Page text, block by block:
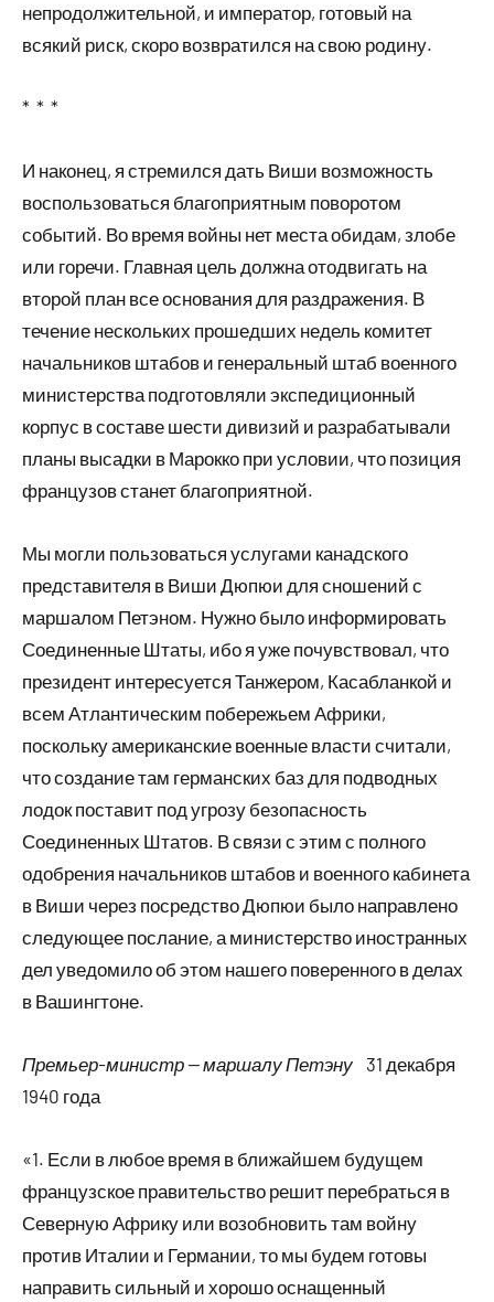
непродолжительной, и император, готовый на
всякий риск, скоро возвратился на свою родину.
* * *
И наконец, я стремился дать Виши возможность
воспользоваться благоприятным поворотом
событий. Во время войны нет места обидам, злобе
или горечи. Главная цель должна отодвигать на
второй план все основания для раздражения. В
течение нескольких прошедших недель комитет
начальников штабов и генеральный штаб военного
министерства подготовляли экспедиционный
корпус в составе шести дивизий и разрабатывали
планы высадки в Марокко при условии, что позиция
французов станет благоприятной.
Мы могли пользоваться услугами канадского
представителя в Виши Дюпюи для сношений с
маршалом Петэном. Нужно было информировать
Соединенные Штаты, ибо я уже почувствовал, что
президент интересуется Танжером, Касабланкой и
всем Атлантическим побережьем Африки,
поскольку американские военные власти считали,
что создание там германских баз для подводных
лодок поставит под угрозу безопасность
Соединенных Штатов. В связи с этим с полного
одобрения начальников штабов и военного кабинета
в Виши через посредство Дюпюи было направлено
следующее послание, а министерство иностранных
дел уведомило об этом нашего поверенного в делах
в Вашингтоне.
Премьер-министр — маршалу Петэну31 декабря
1940 года
«1. Если в любое время в ближайшем будущем
французское правительство решит перебраться в
Северную Африку или возобновить там войну
против Италии и Германии, то мы будем готовы
направить сильный и хорошо оснащенный